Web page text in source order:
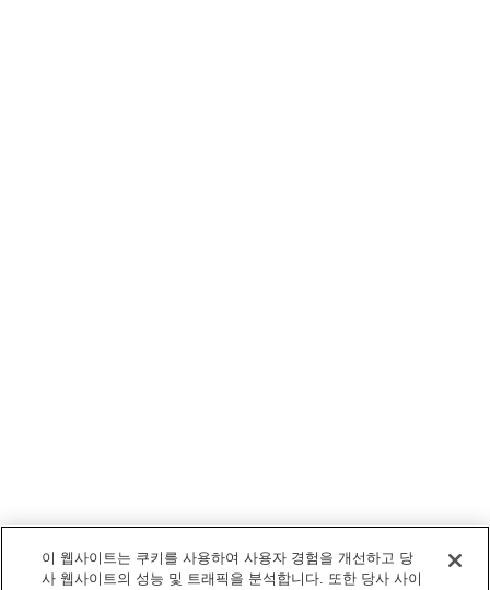
이 웹사이트는 쿠키를 사용하여 사용자 경험을 개선하고 당
사 웹사이트의 성능 및 트래픽을 분석합니다. 또한 당사 사이